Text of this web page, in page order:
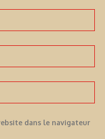
dans le navigateur